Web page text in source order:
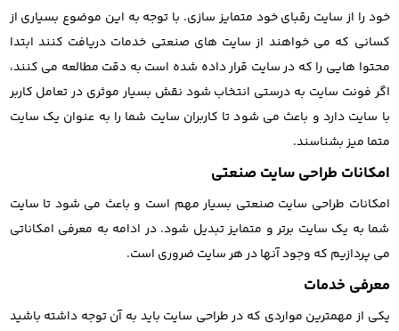
خود را از سایت رقبای خود متمایز سازی. با توجه به این موضوع بسیاری از
کسانی که می خواهند از سایت های صنعتی خدمات دریافت کنند ابتدا
محتوا هایی را که در سایت قرار داده شده است به دقت مطالعه می کنند،
اگر فونت سایت به درستی انتخاب شود نقش بسیار موثری در تعامل کاربر
با سایت دارد و باعث می شود تا کاربران سایت شما را به عنوان یک سایت
متما میز بشناسند.
امکانات طراحی سایت صنعتی
امکانات طراحی سایت صنعتی بسیار مهم است و باعث می شود تا سایت
شما به یک سایت برتر و متمایز تبدیل شود. در ادامه به معرفی امکاناتی
می پردازیم که وجود آنها در هر سایت ضروری است.
معرفی خدمات
یکی از مهمترین مواردی که در طراحی سایت باید به آن توجه داشته باشید